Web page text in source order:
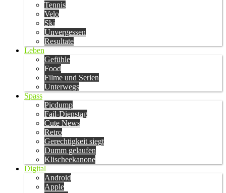
Tennis
Velo
Ski
Unvergessen
Resultate
Leben
Gefühle
Food
Filme und Serien
Unterwegs
Spass
Picdump
Fail-Dienstag
Cute News
Retro
Gerechtigkeit siegt
Dumm gelaufen
Klischeekanone
Digital
Android
Apple